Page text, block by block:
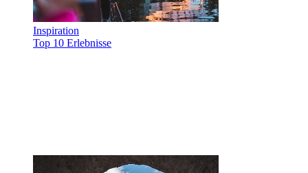
Inspiration
Top 10 Erlebnisse